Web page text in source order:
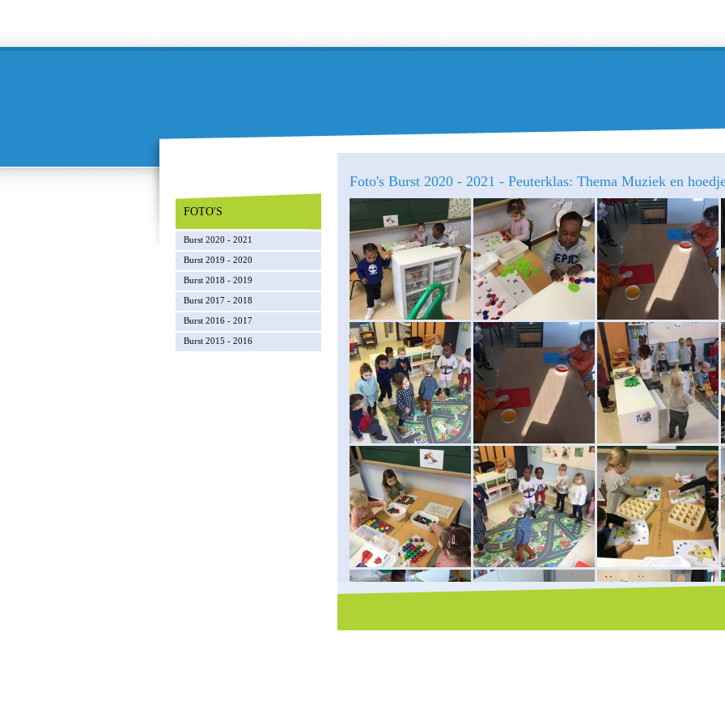
FOTO'S
Burst 2020 - 2021
Burst 2019 - 2020
Burst 2018 - 2019
Burst 2017 - 2018
Burst 2016 - 2017
Burst 2015 - 2016
Foto's Burst 2020 - 2021 - Peuterklas: Thema Muziek en